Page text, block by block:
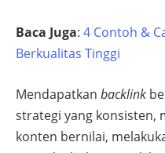
Baca Juga: 4 Contoh &
Berkualitas Tinggi
Mendapatkan backlink
strategi yang konsisten,
konten bernilai,